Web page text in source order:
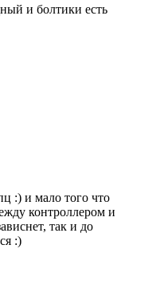
и болтики есть
:) и мало того что
контроллером и
так и до
:)